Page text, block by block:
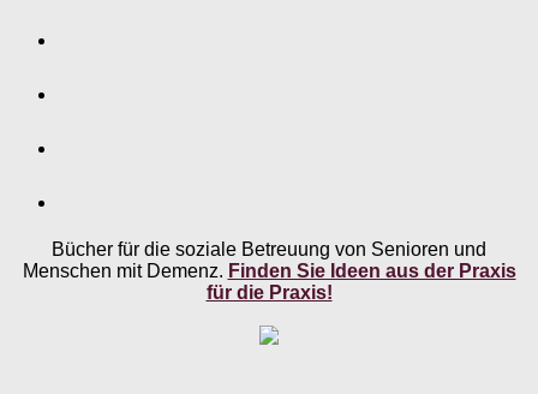
Bücher für die soziale Betreuung von Senioren und
Menschen mit Demenz. Finden Sie Ideen aus der Praxis
für die Praxis!